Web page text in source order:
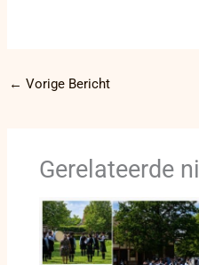
← Vorige Bericht
Gerelateerde